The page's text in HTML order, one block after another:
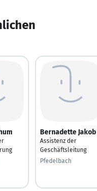
Bernadette Jakob
Assistenz der
Geschäftsleitung
Pfedelbach